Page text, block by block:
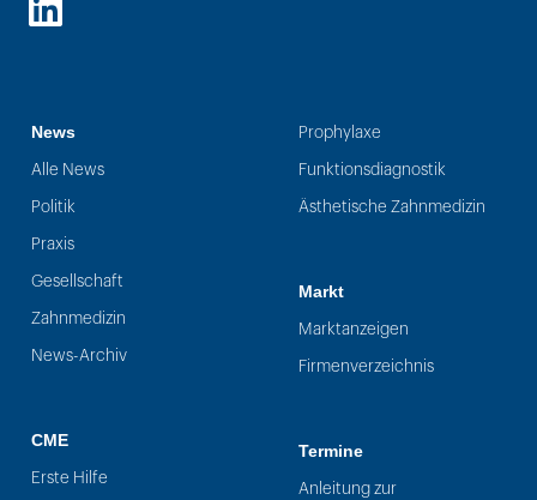
LinkedIn
News
Alle News
Politik
Praxis
Gesellschaft
Zahnmedizin
News-Archiv
CME
Erste Hilfe
Prophylaxe
Funktionsdiagnostik
Ästhetische Zahnmedizin
Markt
Marktanzeigen
Firmenverzeichnis
Termine
Anleitung zur